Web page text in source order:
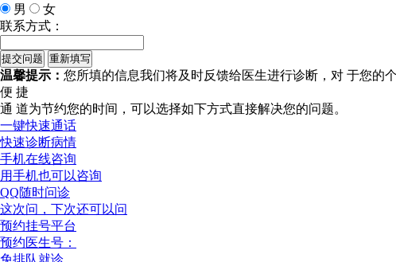
男
女
联系方式：
温馨提示： 您所填的信息我们将及时反馈给医生进行诊断，对 于您的
便 捷
通 道为节约您的时间，可以选择如下方式直接解决您的问题。
一键快速通话
快速诊断病情
手机在线咨询
用手机也可以咨询
QQ随时问诊
这次问，下次还可以问
预约挂号平台
预约医生号：
免排队就诊